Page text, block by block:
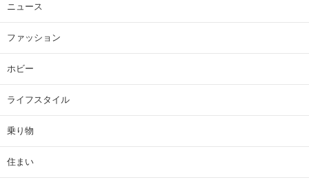
ニュース
ファッション
ホビー
ライフスタイル
乗り物
住まい